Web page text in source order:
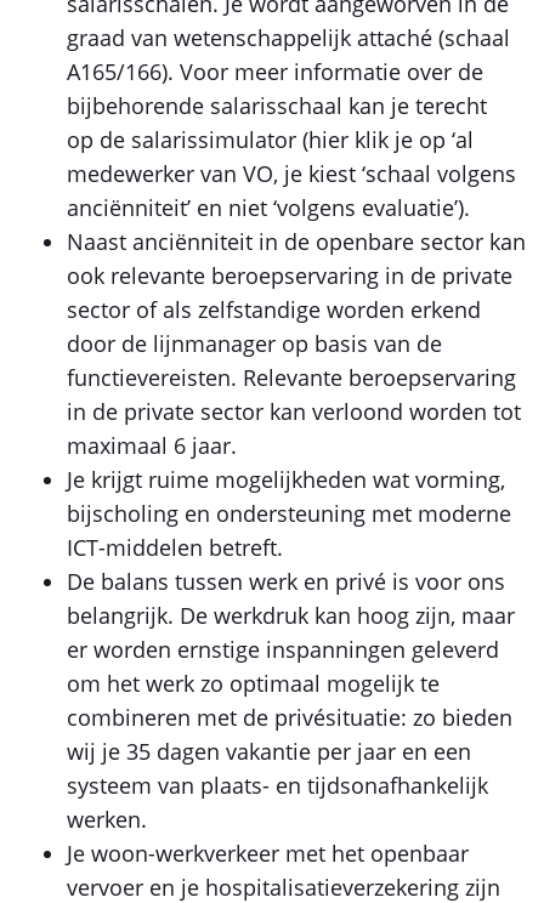
graad van wetenschappelijk attaché (schaal
A165/166). Voor meer informatie over de
bijbehorende salarisschaal kan je terecht
op de salarissimulator (hier klik je op ‘al
medewerker van VO, je kiest ‘schaal volgens
anciënniteit’ en niet ‘volgens evaluatie’).
Naast anciënniteit in de openbare sector kan
ook relevante beroepservaring in de private
sector of als zelfstandige worden erkend
door de lijnmanager op basis van de
functievereisten. Relevante beroepservaring
in de private sector kan verloond worden tot
maximaal 6 jaar.
Je krijgt ruime mogelijkheden wat vorming,
bijscholing en ondersteuning met moderne
ICT-middelen betreft.
De balans tussen werk en privé is voor ons
belangrijk. De werkdruk kan hoog zijn, maar
er worden ernstige inspanningen geleverd
om het werk zo optimaal mogelijk te
combineren met de privésituatie: zo bieden
wij je 35 dagen vakantie per jaar en een
systeem van plaats- en tijdsonafhankelijk
werken.
Je woon-werkverkeer met het openbaar
vervoer en je hospitalisatieverzekering zijn